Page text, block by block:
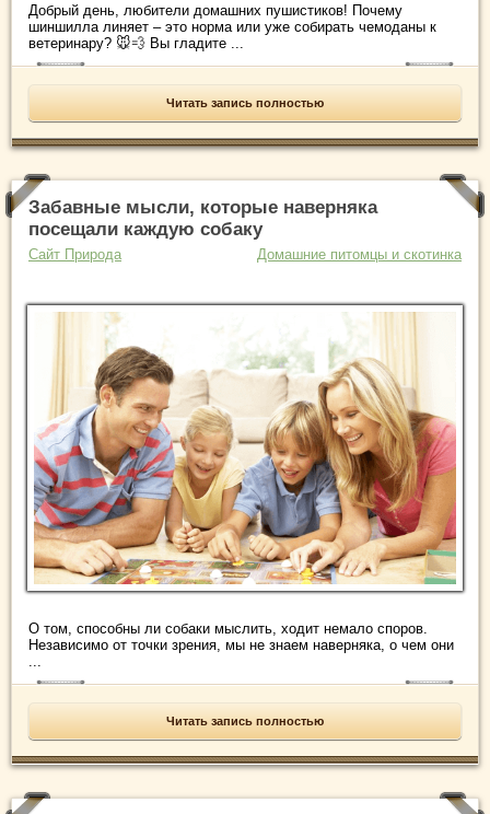
Добрый день, любители домашних пушистиков! Почему
шиншилла линяет – это норма или уже собирать чемоданы к
ветеринару? 🐭💨 Вы гладите ...
Читать запись полностью
Забавные мысли, которые наверняка
посещали каждую собаку
Сайт Природа Домашние питомцы и скотинка
О том, способны ли собаки мыслить, ходит немало споров.
Независимо от точки зрения, мы не знаем наверняка, о чем они
...
Читать запись полностью